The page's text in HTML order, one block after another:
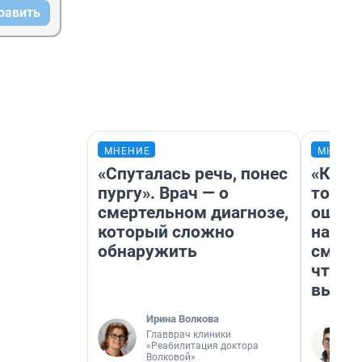
МНЕНИЕ
«Спуталась речь, понес
пургу». Врач — о
смертельном диагнозе,
который сложно
обнаружить
Ирина Волкова
Главврач клиники
«Реабилитация доктора
Волковой»
то